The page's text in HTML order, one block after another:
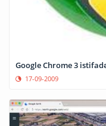
Google Chrome 3
17-09-2009